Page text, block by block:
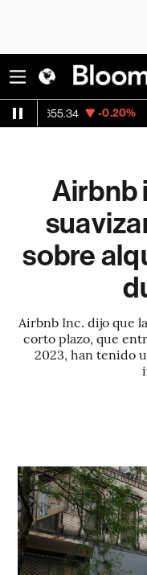
-0.20% ETH/USD
Airbnb
sobre
Airbnb Inc. dijo que
corto plazo, que
2023, han tenido